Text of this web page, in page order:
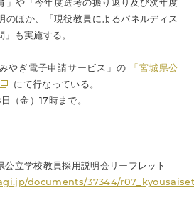
のほか、「現役教員によるパネルディス
も実施する。
やぎ電子申請サービス」の
「宮城県公
にて行なっている。
（金）17時まで。
立学校教員採用説明会リーフレット
documents/37344/